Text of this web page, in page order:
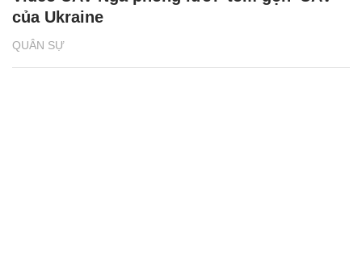
QUÂN SỰ
của Ukraine